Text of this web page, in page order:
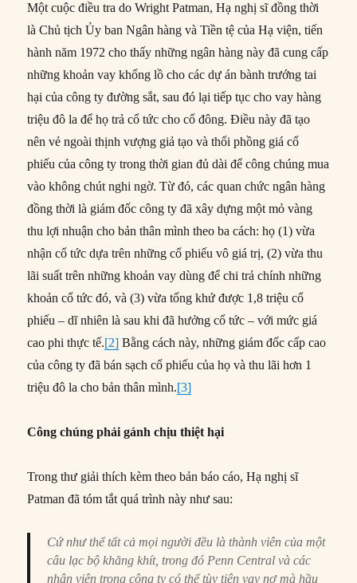
Một cuộc điều tra do Wright Patman, Hạ nghị sĩ đồng thời
là Chủ tịch Ủy ban Ngân hàng và Tiền tệ của Hạ viện, tiến
hành năm 1972 cho thấy những ngân hàng này đã cung cấp
những khoản vay khổng lồ cho các dự án bành trướng tai
hại của công ty đường sắt, sau đó lại tiếp tục cho vay hàng
triệu đô la để họ trả cổ tức cho cổ đông. Điều này đã tạo
nên vẻ ngoài thịnh vượng giả tạo và thổi phồng giá cổ
phiếu của công ty trong thời gian đủ dài để công chúng mua
vào không chút nghi ngờ. Từ đó, các quan chức ngân hàng
đồng thời là giám đốc công ty đã xây dựng một mỏ vàng
thu lợi nhuận cho bản thân mình theo ba cách: họ (1) vừa
nhận cổ tức dựa trên những cổ phiếu vô giá trị, (2) vừa thu
lãi suất trên những khoản vay dùng để chi trả chính những
khoản cổ tức đó, và (3) vừa tống khứ được 1,8 triệu cổ
phiếu – dĩ nhiên là sau khi đã hưởng cổ tức – với mức giá
cao phi thực tế.[2] Bằng cách này, những giám đốc cấp cao
của công ty đã bán sạch cổ phiếu của họ và thu lãi hơn 1
triệu đô la cho bản thân mình.[3]
Công chúng phải gánh chịu thiệt hại
Trong thư giải thích kèm theo bản báo cáo, Hạ nghị sĩ
Patman đã tóm tắt quá trình này như sau:
Cứ như thể tất cả mọi người đều là thành viên của một
câu lạc bộ khăng khít, trong đó Penn Central và các
nhân viên trong công ty có thể tùy tiện vay nợ mà hầu